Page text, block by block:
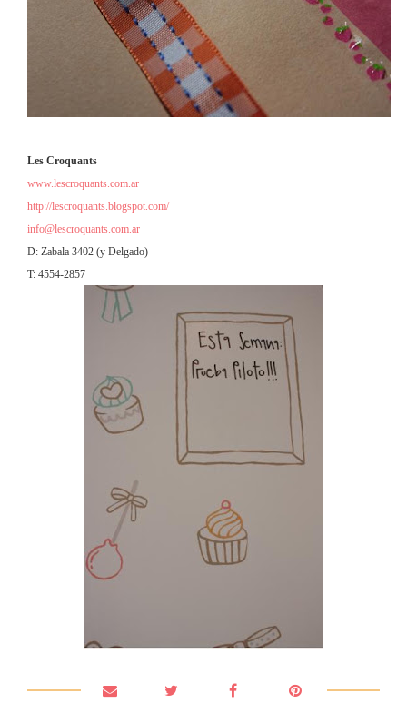
Les Croquants
www.lescroquants.com.ar
http://lescroquants.blogspot.com/
info@lescroquants.com.ar
D: Zabala 3402 (y Delgado)
T: 4554-2857